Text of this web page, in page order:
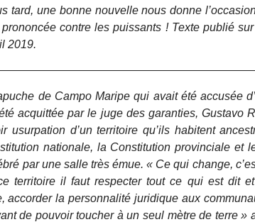
tard, une bonne nouvelle nous donne
prononcée contre les puissants ! Texte publié
2019.
de Campo Maripe qui avait été accusée
acquittée par le juge des garanties, Gustavo
usurpation d’un territoire qu’ils habitent
nationale, la Constitution provinciale et
par une salle très émue. « Ce qui change,
territoire il faut respecter tout ce qui est dit
accorder la personnalité juridique aux
de pouvoir toucher à un seul mètre de terre »